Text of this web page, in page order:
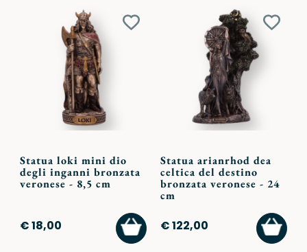
Aggiungi
Statua loki mini dio
degli inganni bronzata
veronese - 8,5 cm
€ 18,00
AGGIUNGI
AL
CARRELLO
Statua arianrhod dea
celtica del destino
bronzata veronese - 24
cm
€ 122,00
AL